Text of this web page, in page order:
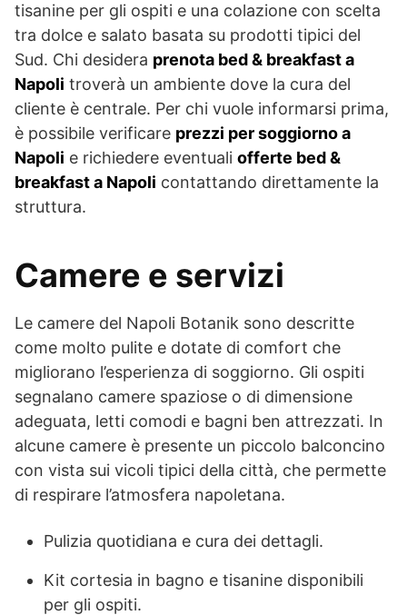
tisanine per gli ospiti e una colazione con scelta
tra dolce e salato basata su prodotti tipici del
Sud. Chi desidera prenota bed & breakfast a
Napoli troverà un ambiente dove la cura del
cliente è centrale. Per chi vuole informarsi prima,
è possibile verificare prezzi per soggiorno a
Napoli e richiedere eventuali offerte bed &
breakfast a Napoli contattando direttamente la
struttura.
Camere e servizi
Le camere del Napoli Botanik sono descritte
come molto pulite e dotate di comfort che
migliorano l’esperienza di soggiorno. Gli ospiti
segnalano camere spaziose o di dimensione
adeguata, letti comodi e bagni ben attrezzati. In
alcune camere è presente un piccolo balconcino
con vista sui vicoli tipici della città, che permette
di respirare l’atmosfera napoletana.
Pulizia quotidiana e cura dei dettagli.
Kit cortesia in bagno e tisanine disponibili
per gli ospiti.